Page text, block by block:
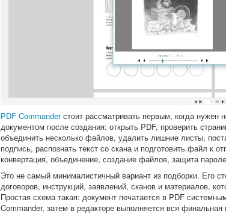
PDF Commanderстоит рассматривать первым, когда нужен
документом после создания: открыть PDF, проверить
объединить несколько файлов, удалить лишние листы,
подпись, распознать текст со скана и подготовить файл к
конвертация, объединение, создание файлов, защита
Это не самый минималистичный вариант из подборки. Его
договоров, инструкций, заявлений, сканов и материалов,
Простая схема такая: документ печатается в PDF
Commander, затем в редакторе выполняется вся финальная